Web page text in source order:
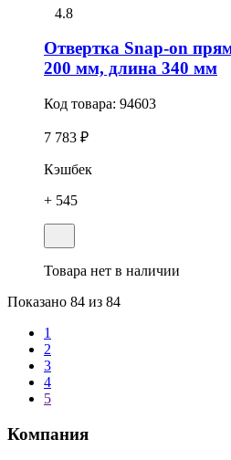
4.8
Отвертка Snap-on
200 мм, длина 340 мм
Код товара: 94603
7 783 ₽
Кэшбек
+ 545
Товара нет в наличии
Показано 84 из 84
1
2
3
4
5
Компания